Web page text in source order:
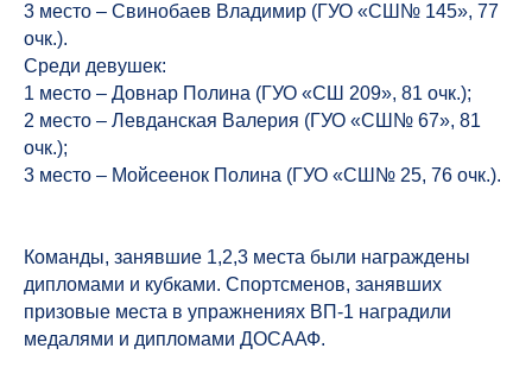
3 место – Свинобаев Владимир (ГУО «СШ№ 145», 77
очк.).
Среди девушек:
1 место – Довнар Полина (ГУО «СШ 209», 81 очк.);
2 место – Левданская Валерия (ГУО «СШ№ 67», 81
очк.);
3 место – Мойсеенок Полина (ГУО «СШ№ 25, 76 очк.).
Команды, занявшие 1,2,3 места были награждены
дипломами и кубками. Спортсменов, занявших
призовые места в упражнениях ВП-1 наградили
медалями и дипломами ДОСААФ.